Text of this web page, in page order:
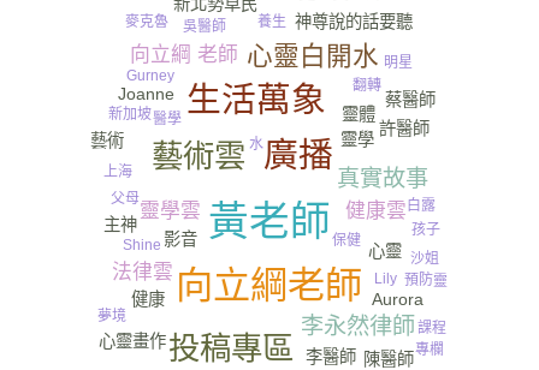
黃老師
向立綱老師
廣播
生活萬象
投稿專區
藝術雲
心靈白開水
李永然律師
真實故事
健康雲
靈學雲
向立綱 老師
法律雲
心靈
李醫師
靈體
Joanne
新北勢草民
神尊說的話要聽
靈學
蔡醫師
心靈畫作
主神
影音
Aurora
健康
陳醫師
藝術
許醫師
養生
保健
上海
Lily
白露
翻轉
沙姐
醫學
吳醫師
夢境
麥克魯
父母
新加坡
課程
孩子
Shine
明星
Gurney​
靈
專欄
預防
水